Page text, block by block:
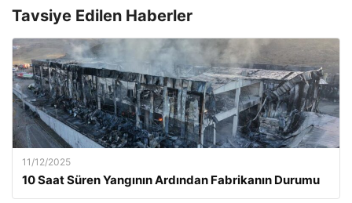
Tavsiye Edilen Haberler
11/12/2025
10 Saat Süren Yangının Ardından Fabrikanın Durumu